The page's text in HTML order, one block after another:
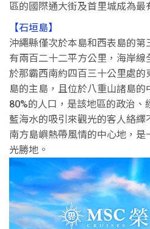
區的國際通大街及首里城成為最
【石垣島】
沖繩縣僅次於本島和西表島的
有兩百二十二平方公里，海岸
於那霸西南約四百三十公里處
島的主島，且位於八重山諸島
80%的人口，是該地區的政治
藍海水的吸引來觀光的客人絡
南方島嶼熱帶風情的中心地，
光勝地。